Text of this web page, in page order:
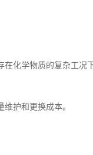
化学物质的复杂工况
护和更换成本。